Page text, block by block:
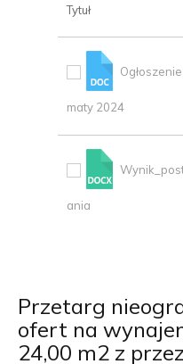
Tytuł
maty 2024
ania
Przetarg
ofert na
24,00 m2 z